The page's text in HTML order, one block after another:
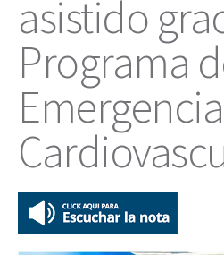
asistido
Programa